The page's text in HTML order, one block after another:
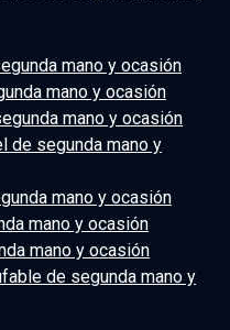
mano y ocasión
mano y ocasión
mano y ocasión
de segunda mano y
mano y ocasión
mano y ocasión
mano y ocasión
de segunda mano y